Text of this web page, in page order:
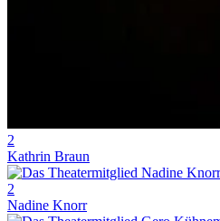
2
Kathrin Braun
2
Nadine Knorr